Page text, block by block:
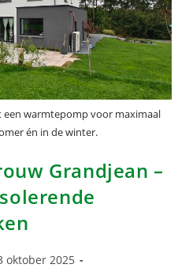
een warmtepomp voor maximaal
én in de winter.
Grandjean –
oktober 2025